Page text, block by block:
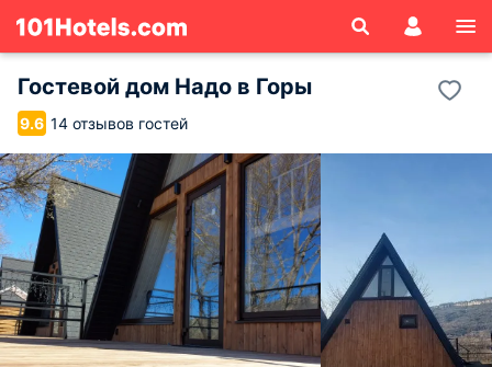
Гостевой дом Надо в Горы
9.6 14 отзывов гостей